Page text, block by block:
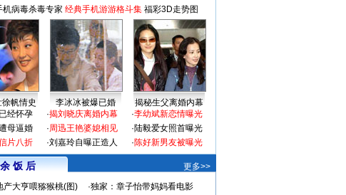
机病毒杀毒专家 经典手机游游格斗集 福彩3D走势图
帆情史 李冰冰被爆已婚
揭秘生父离婚内幕
经怀孕
母逼婚
片八折
·揭刘晓庆离婚内幕
·周迅王艳婆媳相见
·刘嘉玲自曝正造人
·李幼斌新恋情曝光
·陆毅爱女照首曝光
·陈好新男友被曝光
饭 后
更多>>
产大亨喂猕猴桃(图) ·独家：章子怡带妈妈看电影